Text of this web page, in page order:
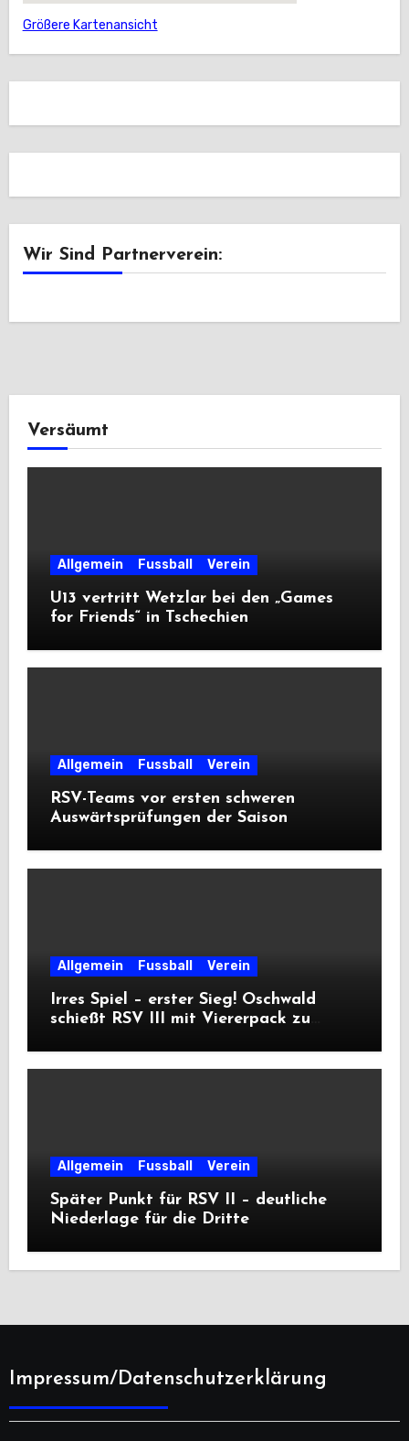
Größere Kartenansicht
Wir Sind Partnerverein:
Versäumt
Allgemein Fussball Verein
U13 vertritt Wetzlar bei den „Games
for Friends“ in Tschechien
Allgemein Fussball Verein
RSV-Teams vor ersten schweren
Auswärtsprüfungen der Saison
Allgemein Fussball Verein
Irres Spiel – erster Sieg! Oschwald
schießt RSV III mit Viererpack zu
Allgemein Fussball Verein
Später Punkt für RSV II – deutliche
Niederlage für die Dritte
Impressum/Datenschutzerklärung